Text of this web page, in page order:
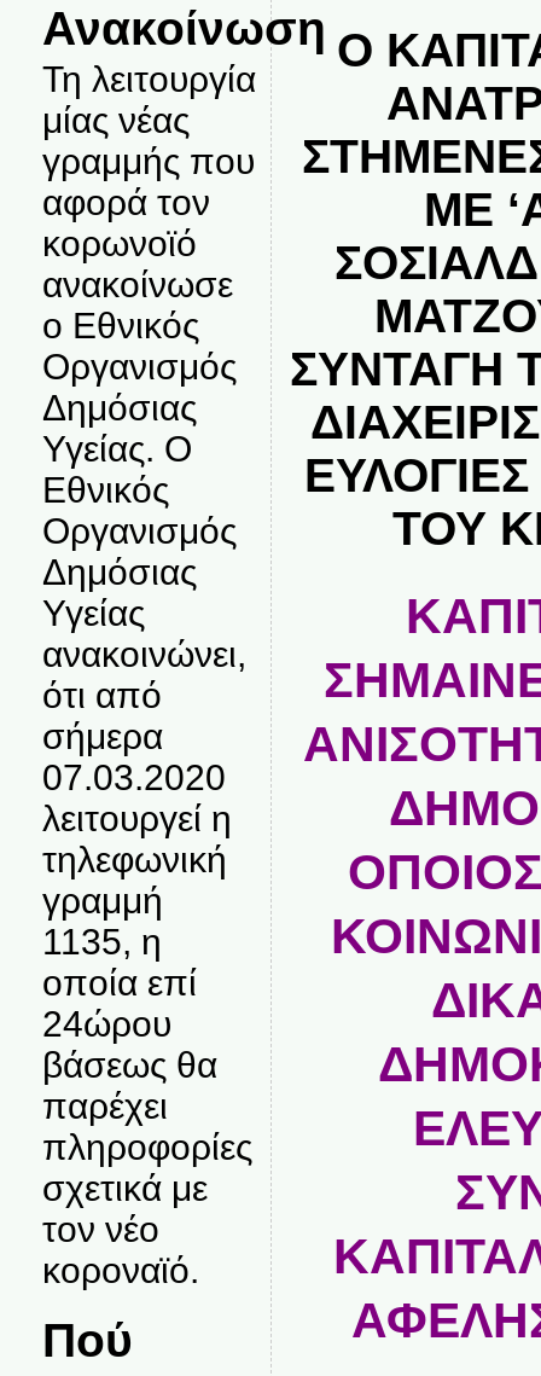
Ανακοίνωση
Τη λειτουργία
μίας νέας
γραμμής που
αφορά τον
κορωνοϊό
ανακοίνωσε
ο Εθνικός
Οργανισμός
Δημόσιας
Υγείας. Ο
Εθνικός
Οργανισμός
Δημόσιας
Υγείας
ανακοινώνει,
ότι από
σήμερα
07.03.2020
λειτουργεί η
τηλεφωνική
γραμμή
1135, η
οποία επί
24ώρου
βάσεως θα
παρέχει
πληροφορίες
σχετικά με
τον νέο
κοροναϊό.
Πού
Ο
ΜΕ
ΣΥΝΤΑΓΗ
ΤΟΥ